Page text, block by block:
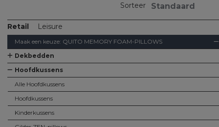
Retail Leisure
Maak een keuze: QUITO MEMORY FOAM-PILLOWS
Dekbedden
Alle Dekbedden
Dekbedden
Kinderdekbedjes
Hoofdkussens
Alle Hoofdkussens
Hoofdkussens
Kinderkussens
Sorteer